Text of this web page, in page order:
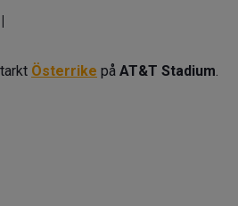
|
Österrike på AT&T Stadium.